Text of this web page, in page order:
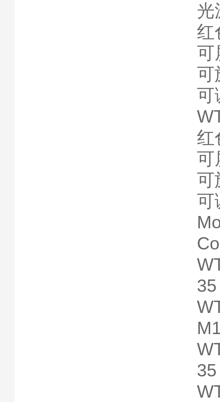
光
红
可
可
可
红
可
可
可